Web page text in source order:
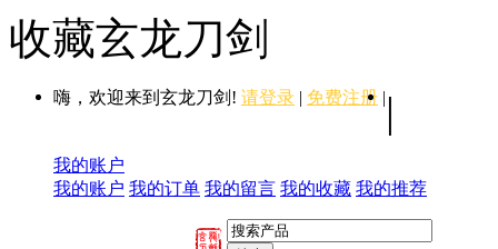
收藏玄龙刀剑
嗨，欢迎来到玄龙刀剑! 请登录 | 免费注册 | |
我的账户
我的账户 我的订单 我的留言 我的收藏 我的推荐